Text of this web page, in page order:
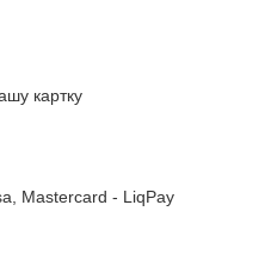
картку
Mastercard - LiqPay